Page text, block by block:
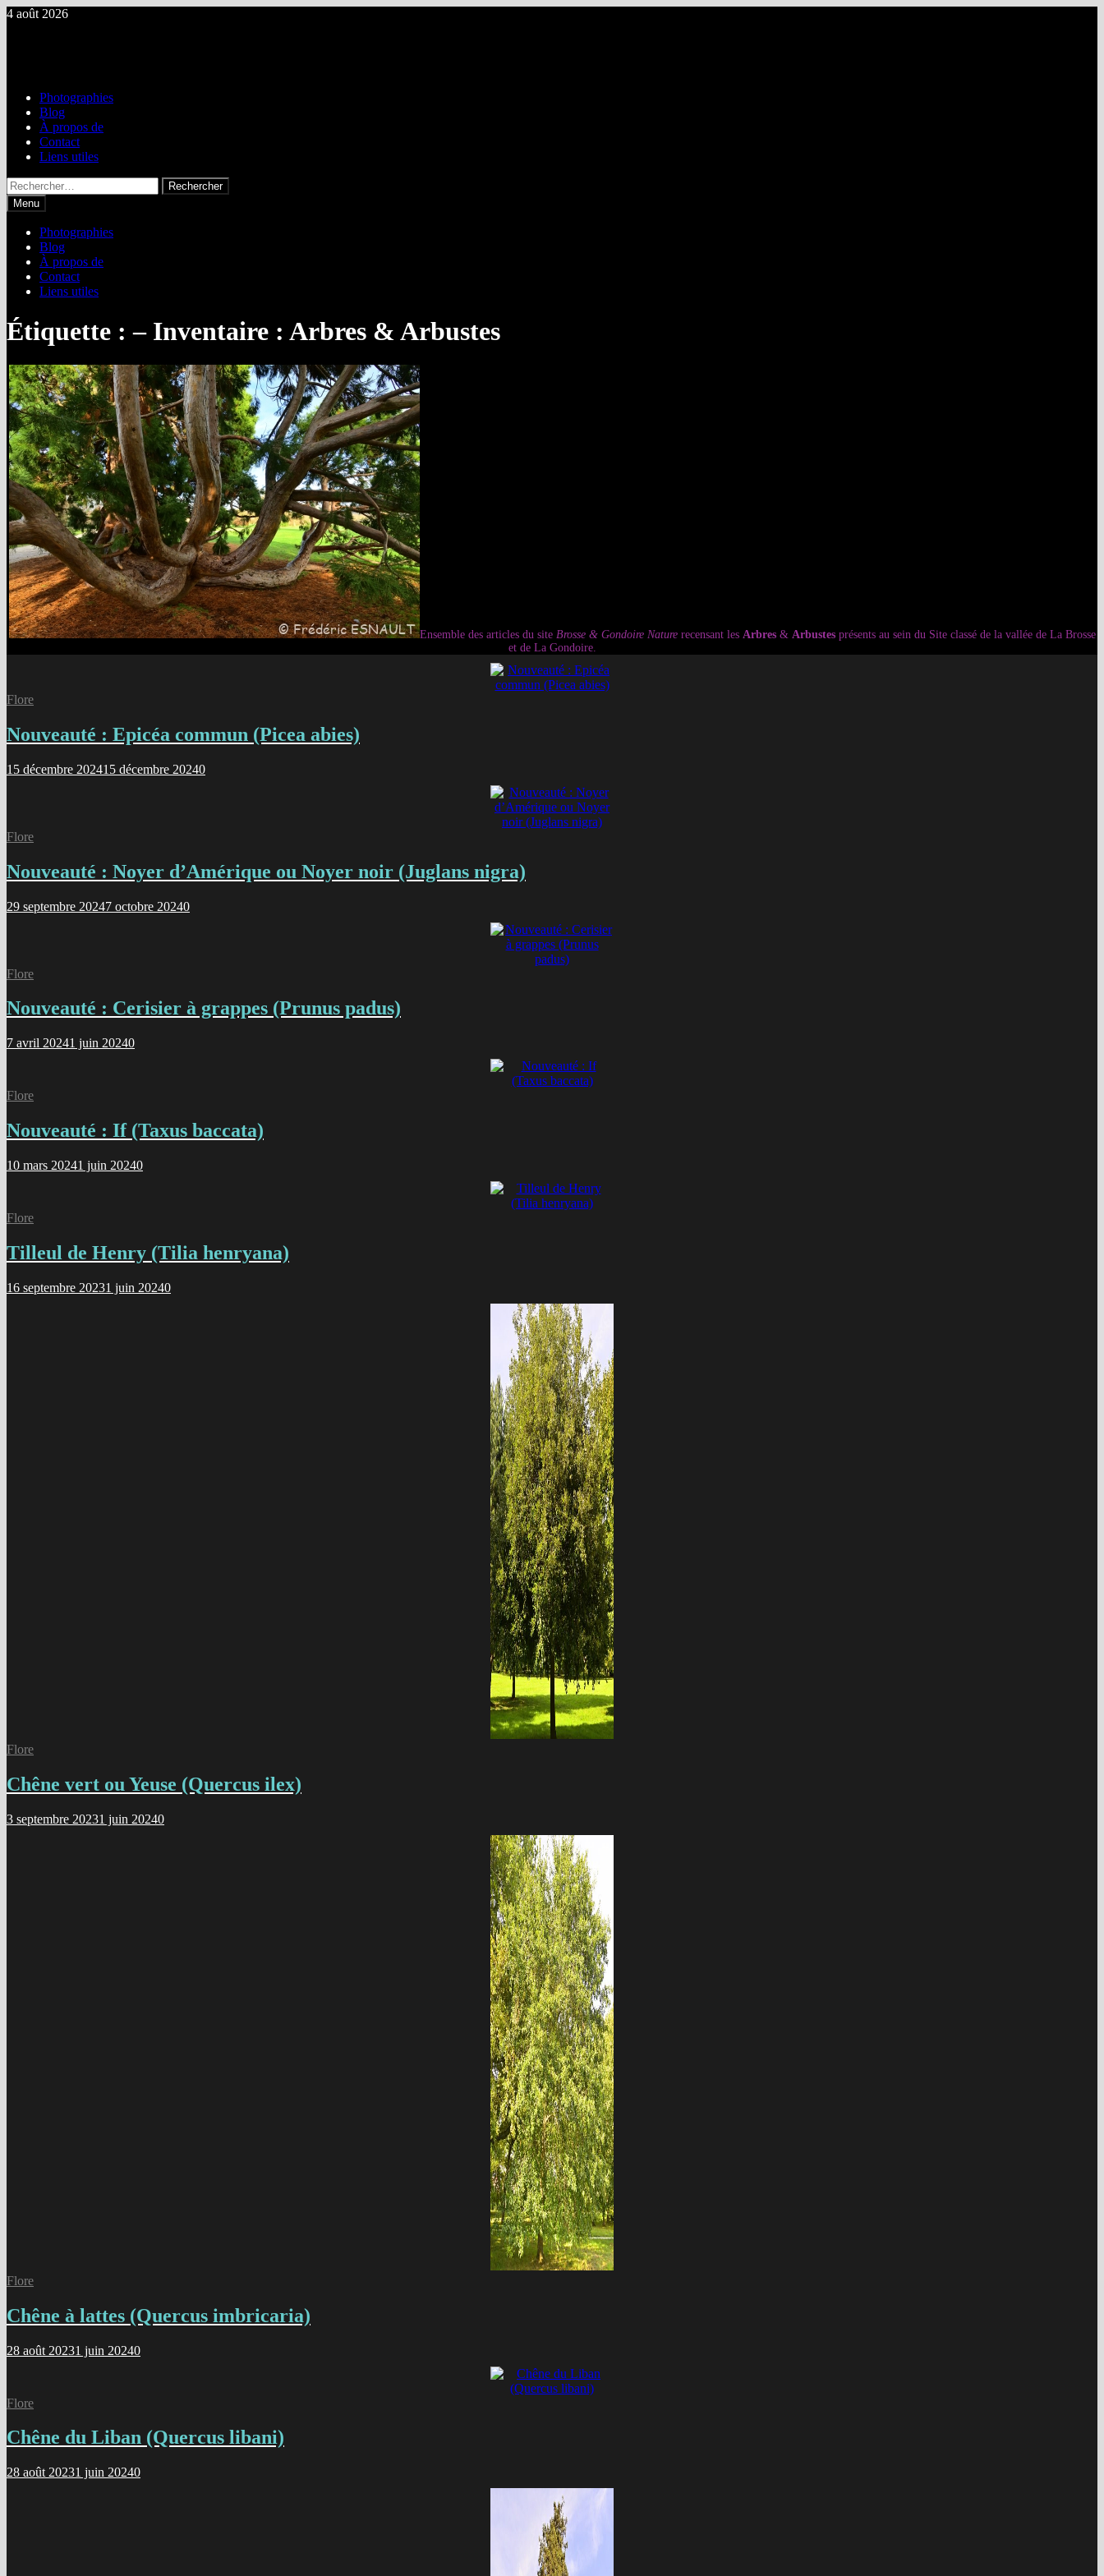
Passer
4 août 2026
Photographies
Blog
À propos de
Contact
Liens utiles
Rechercher :
Menu
Photographies
Blog
À propos de
Contact
Liens utiles
Étiquette :– Inventaire : Arbres & Arbustes
Ensemble des articles du site Brosse & Gondoire Naturerecensant les Arbres & Arbustes présents au sein du Site classé de la vallée de La Brosse
et de La Gondoire.
Flore
Nouveauté : Epicéa commun (Picea abies)
15 décembre 202415 décembre 20240
Flore
Nouveauté : Noyer d’Amérique ou Noyer noir (Juglans nigra)
29 septembre 20247 octobre 20240
Flore
Nouveauté : Cerisier à grappes (Prunus padus)
7 avril 20241 juin 20240
Flore
Nouveauté : If (Taxus baccata)
10 mars 20241 juin 20240
Flore
Tilleul de Henry (Tilia henryana)
16 septembre 20231 juin 20240
Flore
Chêne vert ou Yeuse (Quercus ilex)
3 septembre 20231 juin 20240
Flore
Chêne à lattes (Quercus imbricaria)
28 août 20231 juin 20240
Flore
Chêne du Liban (Quercus libani)
28 août 20231 juin 20240